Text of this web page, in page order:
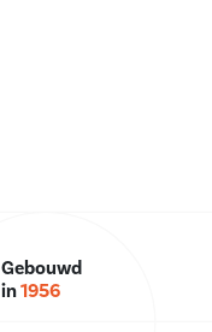
Gebouwd
in1956